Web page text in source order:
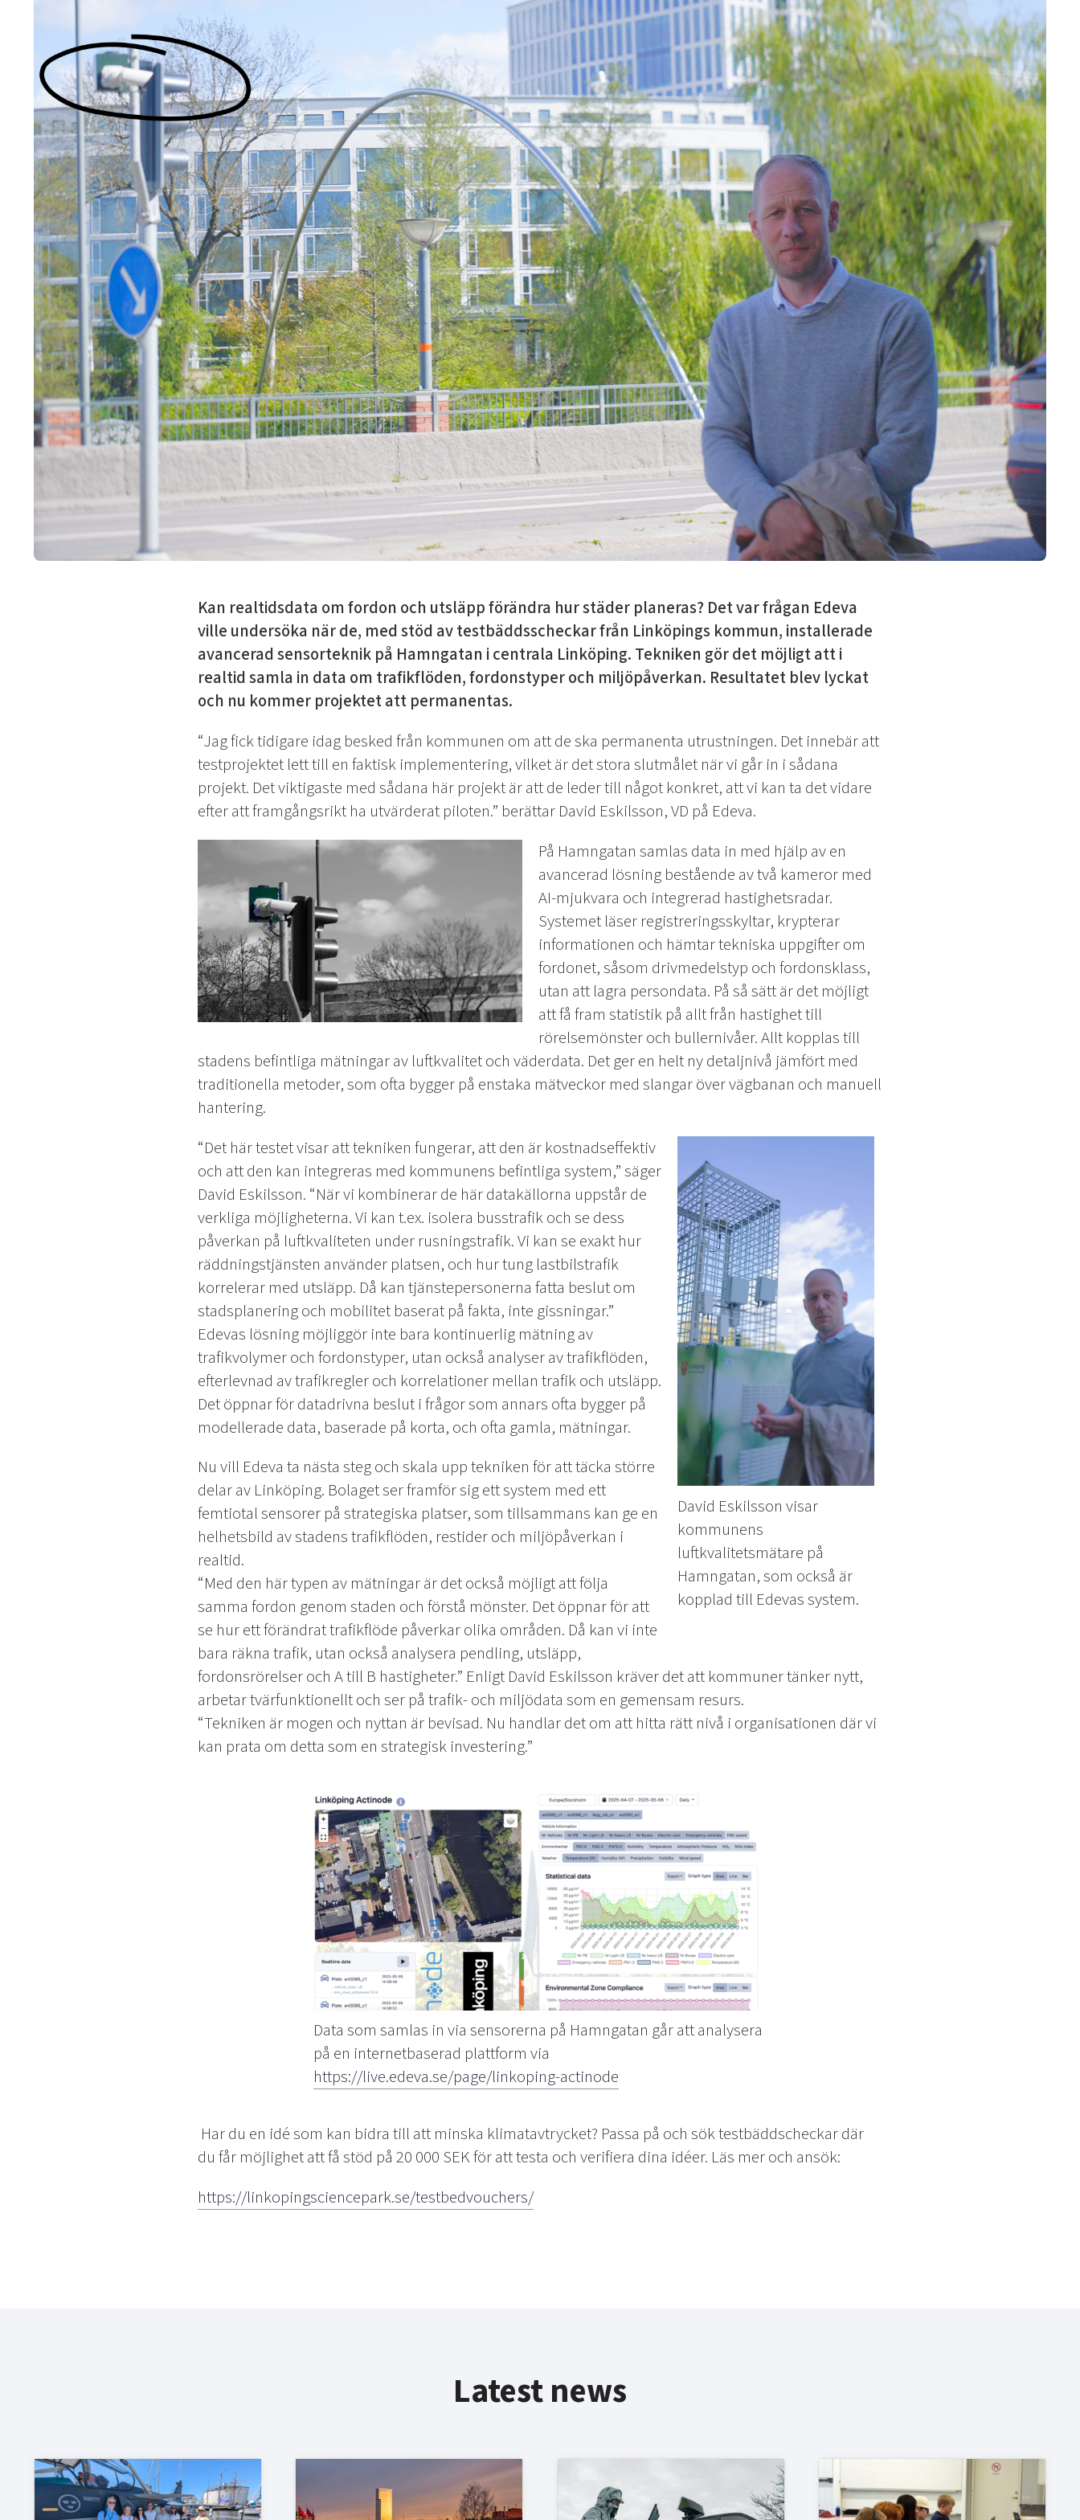
Kan realtidsdata om fordon och utsläpp förändra hur städer planeras? Det var frågan Edeva
ville undersöka när de, med stöd av testbäddsscheckar från Linköpings kommun, installerade
avancerad sensorteknik på Hamngatan i centrala Linköping. Tekniken gör det möjligt att i
realtid samla in data om trafikflöden, fordonstyper och miljöpåverkan. Resultatet blev lyckat
och nu kommer projektet att permanentas.
“Jag fick tidigare idag besked från kommunen om att de ska permanenta utrustningen. Det innebär att
testprojektet lett till en faktisk implementering, vilket är det stora slutmålet när vi går in i sådana
projekt. Det viktigaste med sådana här projekt är att de leder till något konkret, att vi kan ta det vidare
efter att framgångsrikt ha utvärderat piloten.” berättar David Eskilsson, VD på Edeva.
På Hamngatan samlas data in med hjälp av en
avancerad lösning bestående av två kameror med
AI-mjukvara och integrerad hastighetsradar.
Systemet läser registreringsskyltar, krypterar
informationen och hämtar tekniska uppgifter om
fordonet, såsom drivmedelstyp och fordonsklass,
utan att lagra persondata. På så sätt är det möjligt
att få fram statistik på allt från hastighet till
rörelsemönster och bullernivåer. Allt kopplas till
stadens befintliga mätningar av luftkvalitet och väderdata. Det ger en helt ny detaljnivå jämfört med
traditionella metoder, som ofta bygger på enstaka mätveckor med slangar över vägbanan och manuell
hantering.
David Eskilsson visar
kommunens
luftkvalitetsmätare på
Hamngatan, som också är
kopplad till Edevas system.
“Det här testet visar att tekniken fungerar, att den är kostnadseffektiv
och att den kan integreras med kommunens befintliga system,” säger
David Eskilsson. “När vi kombinerar de här datakällorna uppstår de
verkliga möjligheterna. Vi kan t.ex. isolera busstrafik och se dess
påverkan på luftkvaliteten under rusningstrafik. Vi kan se exakt hur
räddningstjänsten använder platsen, och hur tung lastbilstrafik
korrelerar med utsläpp. Då kan tjänstepersonerna fatta beslut om
stadsplanering och mobilitet baserat på fakta, inte gissningar.”
Edevas lösning möjliggör inte bara kontinuerlig mätning av
trafikvolymer och fordonstyper, utan också analyser av trafikflöden,
efterlevnad av trafikregler och korrelationer mellan trafik och utsläpp.
Det öppnar för datadrivna beslut i frågor som annars ofta bygger på
modellerade data, baserade på korta, och ofta gamla, mätningar.
Nu vill Edeva ta nästa steg och skala upp tekniken för att täcka större
delar av Linköping. Bolaget ser framför sig ett system med ett
femtiotal sensorer på strategiska platser, som tillsammans kan ge en
helhetsbild av stadens trafikflöden, restider och miljöpåverkan i
realtid.
“Med den här typen av mätningar är det också möjligt att följa
samma fordon genom staden och förstå mönster. Det öppnar för att
se hur ett förändrat trafikflöde påverkar olika områden. Då kan vi inte
bara räkna trafik, utan också analysera pendling, utsläpp,
fordonsrörelser och A till B hastigheter.” Enligt David Eskilsson kräver det att kommuner tänker nytt,
arbetar tvärfunktionellt och ser på trafik- och miljödata som en gemensam resurs.
“Tekniken är mogen och nyttan är bevisad. Nu handlar det om att hitta rätt nivå i organisationen där vi
kan prata om detta som en strategisk investering.”
Data som samlas in via sensorerna på Hamngatan går att analysera
på en internetbaserad plattform via
https://live.edeva.se/page/linkoping-actinode
Har du en idé som kan bidra till att minska klimatavtrycket? Passa på och sök testbäddscheckar där
du får möjlighet att få stöd på 20 000 SEK för att testa och verifiera dina idéer. Läs mer och ansök:
https://linkopingsciencepark.se/testbedvouchers/
Latest news